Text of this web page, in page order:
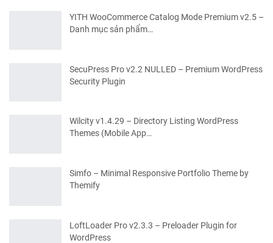
YITH WooCommerce Catalog Mode Premium v2.5 –
Danh mục sản phẩm…
SecuPress Pro v2.2 NULLED – Premium WordPress
Security Plugin
Wilcity v1.4.29 – Directory Listing WordPress
Themes (Mobile App…
Simfo – Minimal Responsive Portfolio Theme by
Themify
LoftLoader Pro v2.3.3 – Preloader Plugin for
WordPress